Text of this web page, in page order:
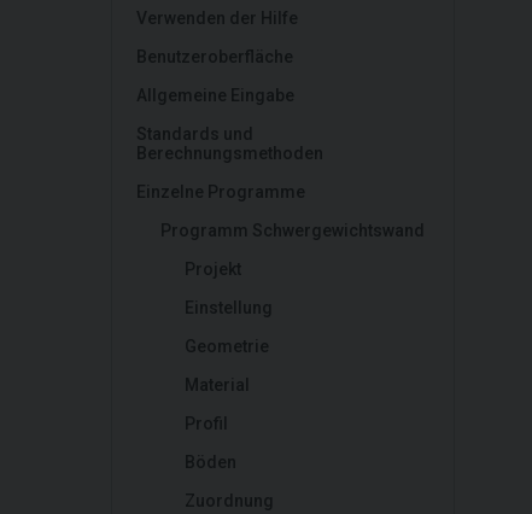
Verwenden der Hilfe
Benutzeroberfläche
Allgemeine Eingabe
Standards und
Berechnungsmethoden
Einzelne Programme
Programm Schwergewichtswand
Projekt
Einstellung
Geometrie
Material
Profil
Böden
Zuordnung